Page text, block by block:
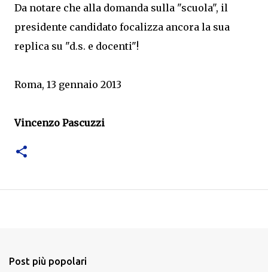
Da notare che alla domanda sulla "scuola", il
presidente candidato focalizza ancora la sua
replica su "d.s. e docenti"!
Roma, 13 gennaio 2013
Vincenzo Pascuzzi
Post più popolari